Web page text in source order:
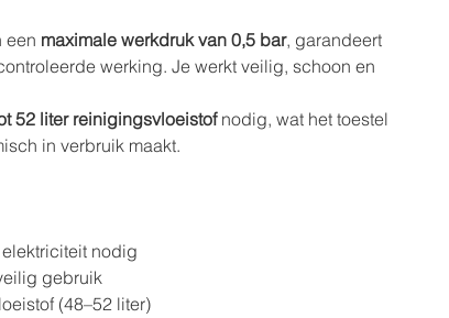
een maximale werkdruk van 0,5 bar, garandeert
werking. Je werkt veilig, schoon en
52 liter reinigingsvloeistofnodig, wat het toestel
in verbruik maakt.
nodig
gebruik
(48–52 liter)